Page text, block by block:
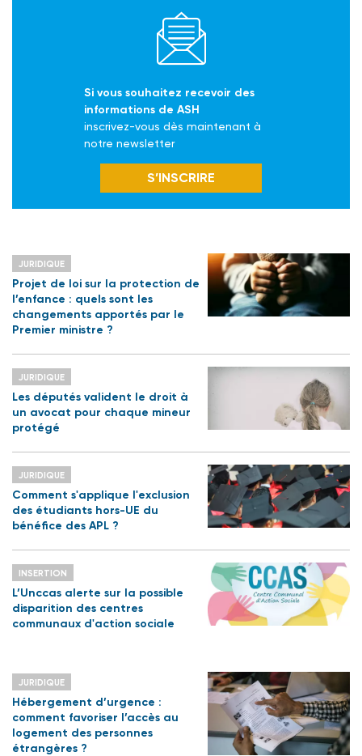
Si vous souhaitez recevoir des
informations de ASH
inscrivez-vous dès maintenant à
notre newsletter
S’INSCRIRE
JURIDIQUE
Projet de loi sur la protection de
l’enfance : quels sont les
changements apportés par le
Premier ministre ?
JURIDIQUE
Les députés valident le droit à
un avocat pour chaque mineur
protégé
JURIDIQUE
Comment s'applique l'exclusion
des étudiants hors-UE du
bénéfice des APL ?
INSERTION
L’Unccas alerte sur la possible
disparition des centres
communaux d'action sociale
JURIDIQUE
Hébergement d’urgence :
comment favoriser l’accès au
logement des personnes
étrangères ?